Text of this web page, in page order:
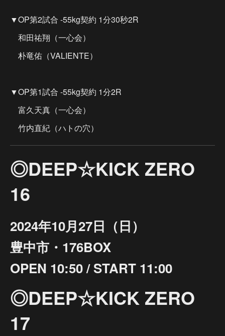
▼OP第2試合 -55kg契約 1分30秒2R
和田祐翔（一心会）
朴竜佑（VALIENTE）
▼OP第1試合 -55kg契約 1分2R
富久天真（一心会）
竹内直紀（ハトの穴）
◎DEEP☆KICK ZERO
16
2024年10月27日（日）
豊中市・176BOX
OPEN 10:50 / START 11:00
◎DEEP☆KICK ZERO
17